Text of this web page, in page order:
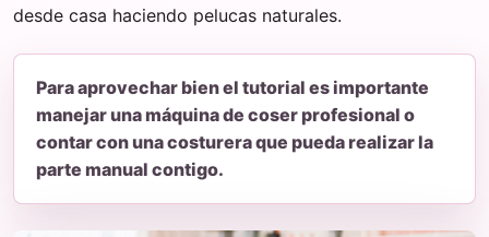
desde casa haciendo pelucas naturales.
Para aprovechar bien el tutorial es importante
manejar una máquina de coser profesional o
contar con una costurera que pueda realizar la
parte manual contigo.